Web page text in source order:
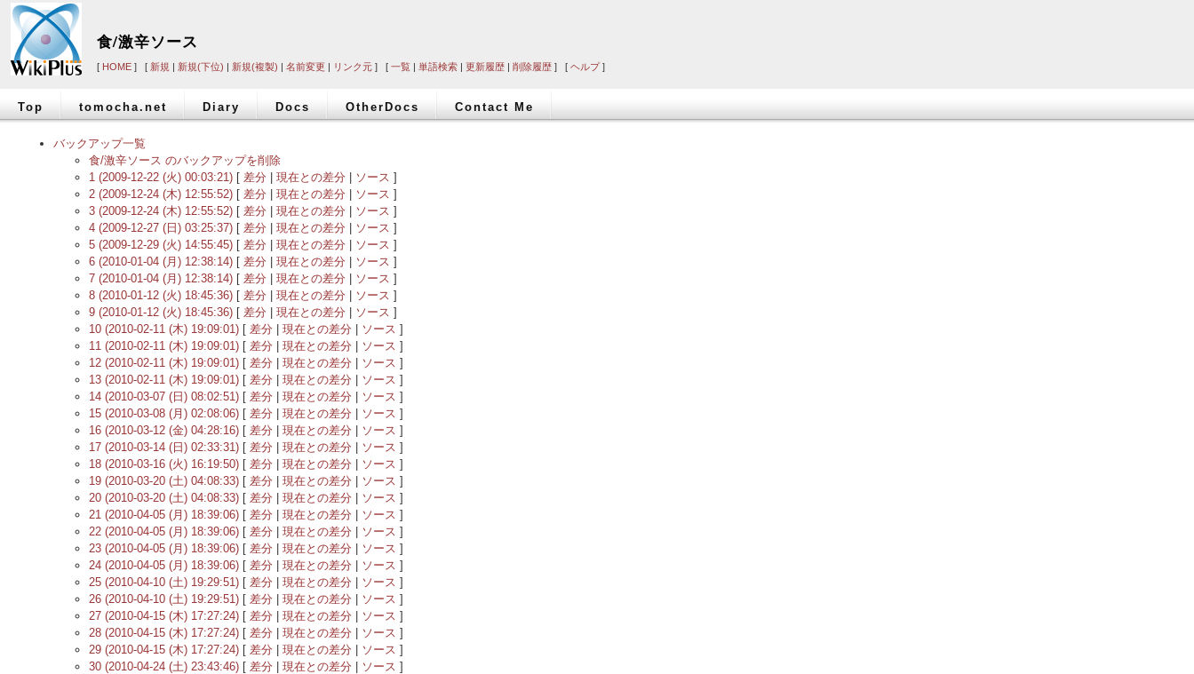
食/激辛ソース
[ HOME ] [ 新規 | 新規(下位) | 新規(複製) | 名前変更 | リンク元 ] [ 一覧 | 単語検索 | 更新履歴 | 削除履歴 ] [ ヘルプ]
Top tomocha.net Diary Docs OtherDocs Contact Me
バックアップ一覧
食/激辛ソース のバックアップを削除
1 (2009-12-22 (火) 00:03:21) [ 差分 現在との差分 ソース ]
2 (2009-12-24 (木) 12:55:52) [ 差分 現在との差分 ソース ]
3 (2009-12-24 (木) 12:55:52) [ 差分 現在との差分 ソース ]
4 (2009-12-27 (日) 03:25:37) [ 差分 現在との差分 ソース ]
5 (2009-12-29 (火) 14:55:45) [ 差分 現在との差分 ソース ]
6 (2010-01-04 (月) 12:38:14) [ 差分 現在との差分 ソース ]
7 (2010-01-04 (月) 12:38:14) [ 差分 現在との差分 ソース ]
8 (2010-01-12 (火) 18:45:36) [ 差分 現在との差分 ソース ]
9 (2010-01-12 (火) 18:45:36) [ 差分 現在との差分 ソース ]
10 (2010-02-11 (木) 19:09:01) [ 差分 現在との差分 ソース ]
11 (2010-02-11 (木) 19:09:01) [ 差分 現在との差分 ソース ]
12 (2010-02-11 (木) 19:09:01) [ 差分 現在との差分 ソース ]
13 (2010-02-11 (木) 19:09:01) [ 差分 現在との差分 ソース ]
14 (2010-03-07 (日) 08:02:51) [ 差分 現在との差分 ソース ]
15 (2010-03-08 (月) 02:08:06) [ 差分 現在との差分 ソース ]
16 (2010-03-12 (金) 04:28:16) [ 差分 現在との差分 ソース ]
17 (2010-03-14 (日) 02:33:31) [ 差分 現在との差分 ソース ]
18 (2010-03-16 (火) 16:19:50) [ 差分 現在との差分 ソース ]
19 (2010-03-20 (土) 04:08:33) [ 差分 現在との差分 ソース ]
20 (2010-03-20 (土) 04:08:33) [ 差分 現在との差分 ソース ]
21 (2010-04-05 (月) 18:39:06) [ 差分 現在との差分 ソース ]
22 (2010-04-05 (月) 18:39:06) [ 差分 現在との差分 ソース ]
23 (2010-04-05 (月) 18:39:06) [ 差分 現在との差分 ソース ]
24 (2010-04-05 (月) 18:39:06) [ 差分 現在との差分 ソース ]
25 (2010-04-10 (土) 19:29:51) [ 差分 現在との差分 ソース ]
26 (2010-04-10 (土) 19:29:51) [ 差分 現在との差分 ソース ]
27 (2010-04-15 (木) 17:27:24) [ 差分 現在との差分 ソース ]
28 (2010-04-15 (木) 17:27:24) [ 差分 現在との差分 ソース ]
29 (2010-04-15 (木) 17:27:24) [ 差分 現在との差分 ソース ]
30 (2010-04-24 (土) 23:43:46) [ 差分 現在との差分 ソース ]